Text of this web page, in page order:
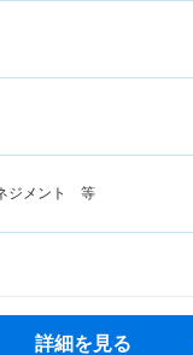
ジメント 等
詳細を見る